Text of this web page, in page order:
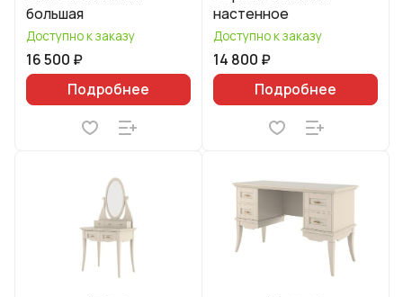
большая
Доступно к заказу
16 500 ₽
Подробнее
настенное
Доступно к заказу
14 800 ₽
Подробнее